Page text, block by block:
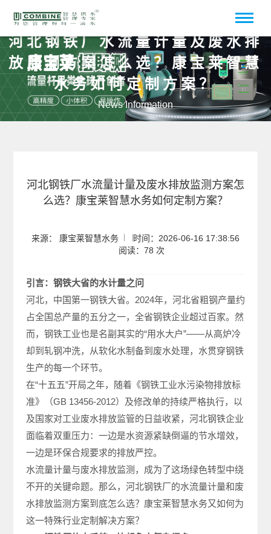
河北钢铁厂水流量计量及废水排
放监测方案怎么选？康宝莱智慧
水务如何定制方案？
News Information
河北钢铁厂水流量计量及废水排放监测方案怎
么选？康宝莱智慧水务如何定制方案？
来源： 康宝莱智慧水务
时间：2026-06-16 17:38:56
阅读：78 次
引言：钢铁大省的水计量之问
河北，中国第一钢铁大省。2024年，河北省粗钢产量约
占全国总产量的五分之一，全省钢铁企业超过百家。然
而，钢铁工业也是名副其实的“用水大户”——从高炉冷
却到轧钢冲洗，从软化水制备到废水处理，水贯穿钢铁
生产的每一个环节。
在“十五五”开局之年，随着《钢铁工业水污染物排放标
准》（GB 13456-2012）及修改单的持续严格执行，以
及国家对工业废水排放监管的日益收紧，河北钢铁企业
面临着双重压力：一边是水资源紧缺倒逼的节水增效，
一边是环保合规要求的排放严控。
水流量计量与废水排放监测，成为了这场绿色转型中绕
不开的关键命题。那么，河北钢铁厂的水流量计量和废
水排放监测方案到底怎么选？康宝莱智慧水务又如何为
这一特殊行业定制解决方案？